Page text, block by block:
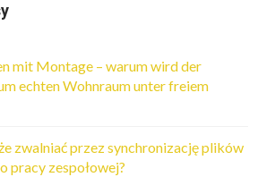
mit Montage – warum wird der
echten Wohnraum unter freiem
zwalniać przez synchronizację plików
pracy zespołowej?